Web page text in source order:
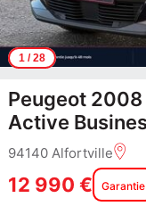
1/ 28
Peugeot 2008
Active
94140 Alfortville
12 990 € Garantie